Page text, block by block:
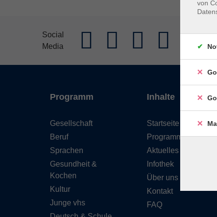
Social
Media
AGB
Programm
Gesellschaft
Beruf
Sprachen
Gesundheit &
Kochen
Kultur
Junge vhs
Inhalte
Startseite
Programm
Aktuelles
Infothek
Über uns
Kontakt
FAQ
von